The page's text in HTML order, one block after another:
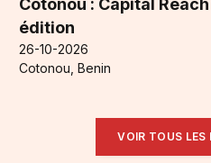
Cotonou : Capital
édition
26-10-2026
Cotonou, Benin
VOIR TOUS LES